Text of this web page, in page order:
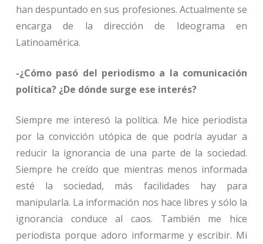
han despuntado en sus profesiones. Actualmente se
encarga de la dirección de Ideograma en
Latinoamérica.
-¿Cómo pasó del periodismo a la comunicación
política? ¿De dónde surge ese interés?
Siempre me interesó la política. Me hice periodista
por la convicción utópica de que podría ayudar a
reducir la ignorancia de una parte de la sociedad.
Siempre he creído que mientras menos informada
esté la sociedad, más facilidades hay para
manipularla. La información nos hace libres y sólo la
ignorancia conduce al caos. También me hice
periodista porque adoro informarme y escribir. Mi